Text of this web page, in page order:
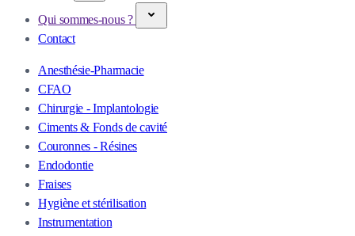
Qui sommes-nous ?
Contact
Anesthésie-Pharmacie
CFAO
Chirurgie - Implantologie
Ciments & Fonds de cavité
Couronnes - Résines
Endodontie
Fraises
Hygiène et stérilisation
Instrumentation